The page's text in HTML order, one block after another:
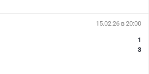
15.02.26 в 20:00
1
3